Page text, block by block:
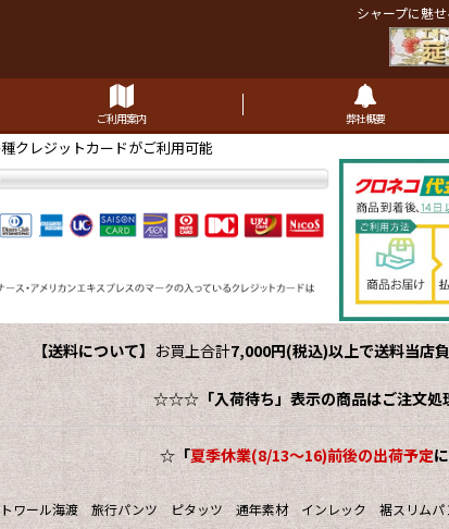
シャープに魅
ご利用案内 弊社概要
クレジットカードがご利用可能
【送料について】 お買上合計7,000円(税込)以上で送料当店
☆☆☆ 「入荷待ち」表示の商品はご注文
☆ 「夏季休業(8/13～16)前後の出荷予定
ワール海渡 旅行パンツ ピタッツ 通年素材 インレック 裾スリムパ